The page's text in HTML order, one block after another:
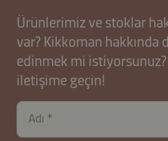
Ürünlerimiz ve stoklar
var? Kikkoman hakkında
edinmek mi
iletişime geçin!
Adı